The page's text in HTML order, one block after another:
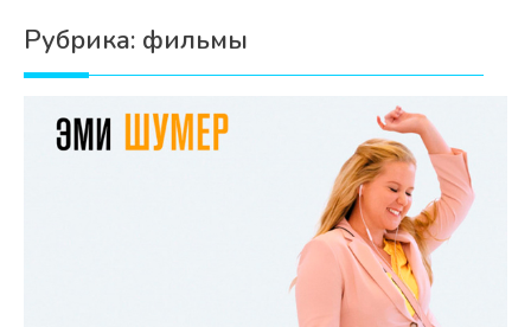
Дети
Дом
Рубрика: фильмы